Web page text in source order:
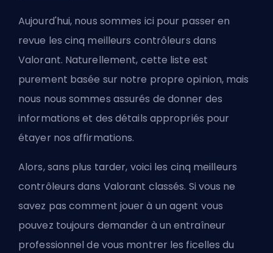
Aujourd'hui, nous sommes ici pour passer en
revue les cinq meilleurs contrôleurs dans
Valorant. Naturellement, cette liste est
purement basée sur notre propre opinion, mais
nous nous sommes assurés de donner des
informations et des détails appropriés pour
étayer nos affirmations.
Alors, sans plus tarder, voici les cinq meilleurs
contrôleurs dans Valorant classés. Si vous ne
savez pas comment jouer à un agent vous
pouvez toujours demander à unentraîneur
professionnel de vous montrer les ficelles du